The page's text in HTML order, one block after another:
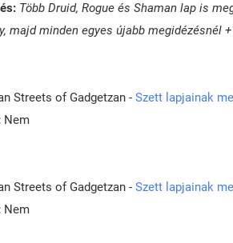
Több Druid, Rogue és Shaman lap is
majd minden egyes újabb megidézésnél
Streets of Gadgetzan - Szett lapjainak
Nem
Streets of Gadgetzan - Szett lapjainak
Nem